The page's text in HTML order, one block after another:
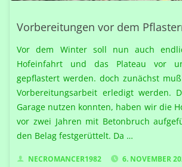
Vorbereitungen vor dem
Vor dem Winter soll nun auch
Hofeinfahrt und das Plateau vor
gepflastert werden. doch zunächst
Vorbereitungsarbeit erledigt werden.
Garage nutzen konnten, haben wir die
vor zwei Jahren mit Betonbruch
den Belag festgerüttelt. Da …
NECROMANCER1982
6. NOVEMBER